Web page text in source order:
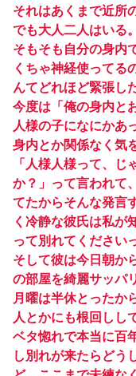
それはあくまで近所
でも大人二人はいる。
そもそも自分の身内
くちゃ神経使ってる
んてどれほど緊張し
今度は「俺の身内と
人様の子になにかあ
身内とか関係なく気
「人様人様って、
か？」って言われて
てたからそんな発言
く冷静な彼氏は私が
って別れてください
そして彼は今日朝か
の部屋を綺麗サッパ
月曜は半休とったか
人とかにも根回しし
ベタ惚れで本当に百
し別れが来たらどう